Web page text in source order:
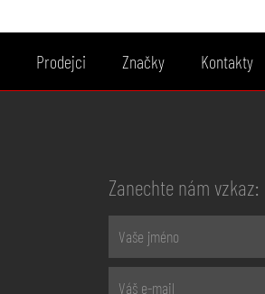
Prodejci Značky Kontakty
Zanechte nám vzkaz: